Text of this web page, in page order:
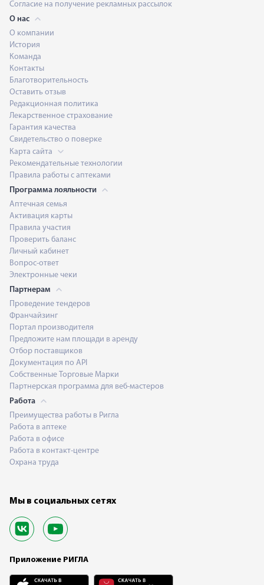
Согласие на получение рекламных рассылок
О нас
О компании
История
Команда
Контакты
Благотворительность
Оставить отзыв
Редакционная политика
Лекарственное страхование
Гарантия качества
Свидетельство о поверке
Карта сайта
Рекомендательные технологии
Правила работы с аптеками
Программа лояльности
Аптечная семья
Активация карты
Правила участия
Проверить баланс
Личный кабинет
Вопрос-ответ
Электронные чеки
Партнерам
Проведение тендеров
Франчайзинг
Портал производителя
Предложите нам площади в аренду
Отбор поставщиков
Документация по API
Собственные Торговые Марки
Партнерская программа для веб-мастеров
Работа
Преимущества работы в Ригла
Работа в аптеке
Работа в офисе
Работа в контакт-центре
Охрана труда
Мы в социальных сетях
Приложение РИГЛА